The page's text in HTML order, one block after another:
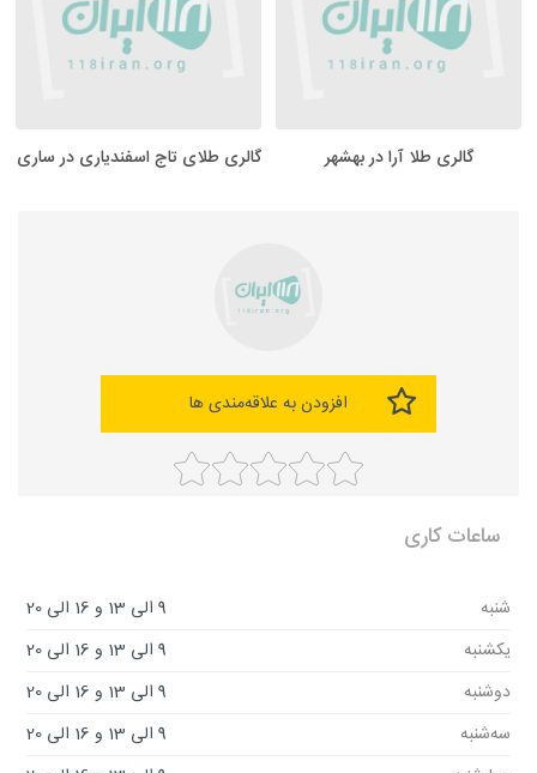
گالری طلا آرا در بهشهر گالری طلای تاج اسفندیاری در ساری
افزودن به علاقه‌مندی ها
ساعات کاری
شنبه
9 الی 13 و 16 الی 20
یکشنبه
9 الی 13 و 16 الی 20
دوشنبه
9 الی 13 و 16 الی 20
سه‌شنبه
9 الی 13 و 16 الی 20